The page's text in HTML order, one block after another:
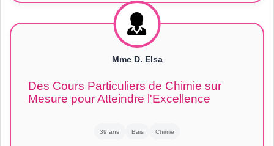
Mme D. Elsa
Des Cours Particuliers de Chimie sur
Mesure pour Atteindre l'Excellence
39 ans Bais Chimie